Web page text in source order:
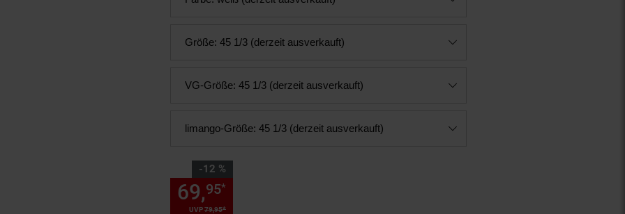
Größe: 45 1/3 (derzeit ausverkauft)
VG-Größe: 45 1/3 (derzeit ausverkauft)
limango-Größe: 45 1/3 (derzeit ausverkauft)
-12 %
Sie Sparen 12 Prozent,
UVP79,95*
69,95*